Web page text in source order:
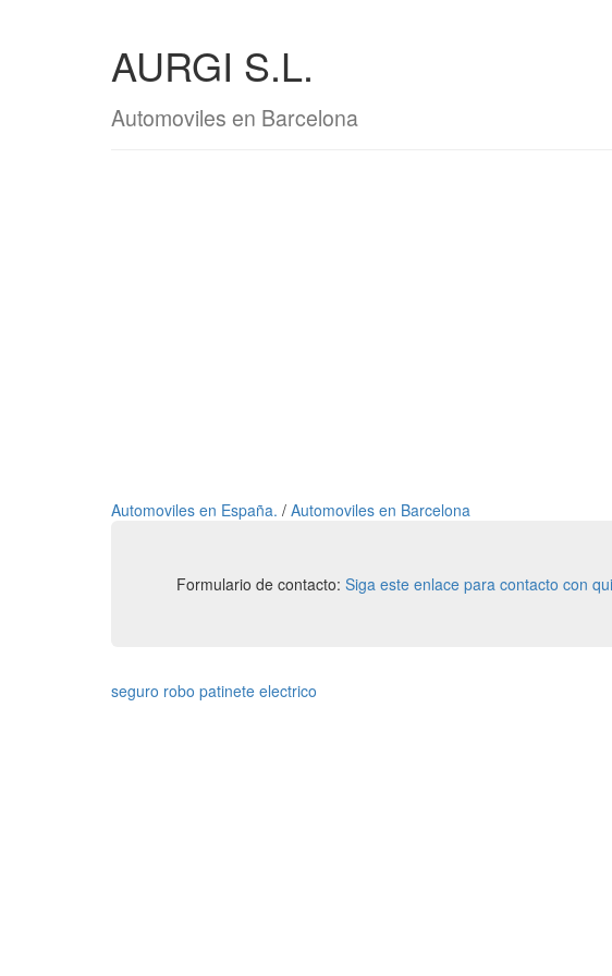
AURGI S.L.
Automoviles en Barcelona
Automoviles en España. / Automoviles en Barcelona
Formulario de contacto: Siga este enlace para contacto con
seguro robo patinete electrico